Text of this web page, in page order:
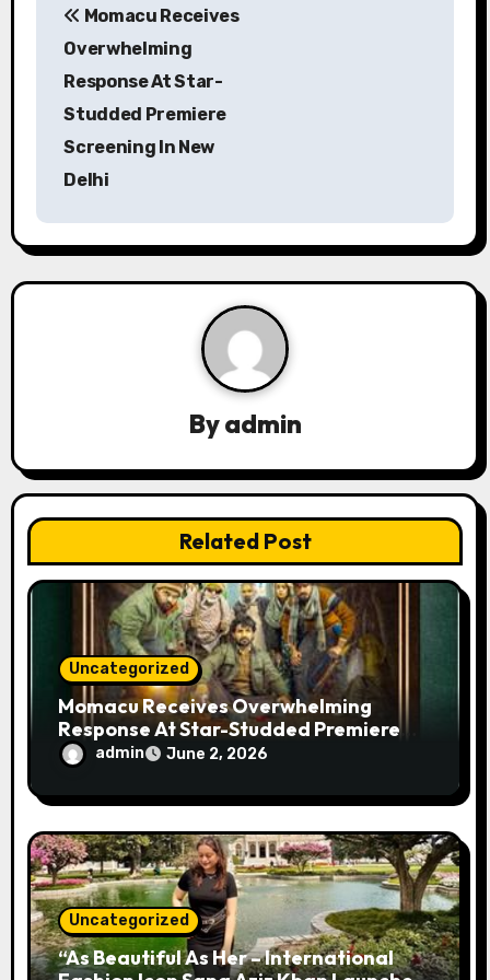
a
v
i
o
n
Momacu Receives
Overwhelming
Response At Star-
Studded Premiere
Screening In New
Delhi
Byadmin
Related Post
Uncategorized
Momacu Receives Overwhelming
Response At Star-Studded Premiere
Screening In New Delhi
admin June 2, 2026
Uncategorized
“As Beautiful As Her – International